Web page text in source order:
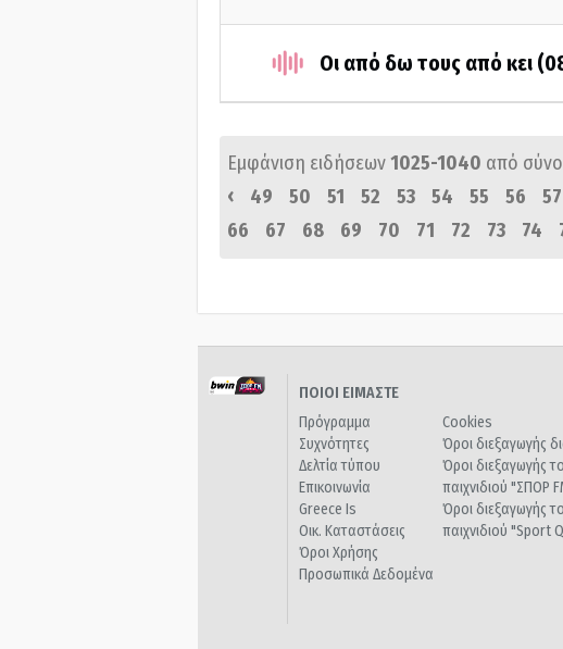
Οι από δω τους από κει
Εμφάνιση ειδήσεων1025-1040 από
‹
49 50 51 52 53 54 55 56 57
66
67 68 69 70 71 72 73 74
ΠΟΙΟΙ ΕΙΜΑΣΤΕ
Πρόγραμμα
Συχνότητες
Δελτία τύπου
Επικοινωνία
Greece Is
Οικ. Καταστάσεις
Όροι Χρήσης
Προσωπικά Δεδομένα
Cookies
Όροι διεξαγωγής
Όροι διεξαγωγής
παιχνιδιού "ΣΠΟΡ
Όροι διεξαγωγής
παιχνιδιού "Sport